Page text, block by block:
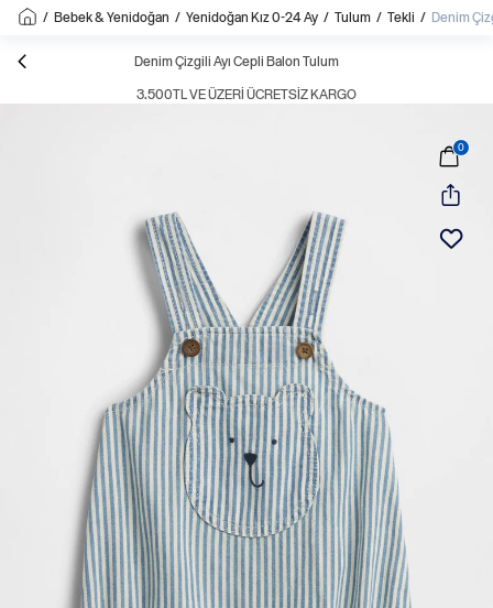
/ Bebek & Yenidoğan / Yenidoğan Kız 0-24 Ay / Tulum / Tekli / Denim
Denim Çizgili Ayı Cepli Balon Tulum
3.500TL VE ÜZERI ÜCRETSIZ KARGO
0